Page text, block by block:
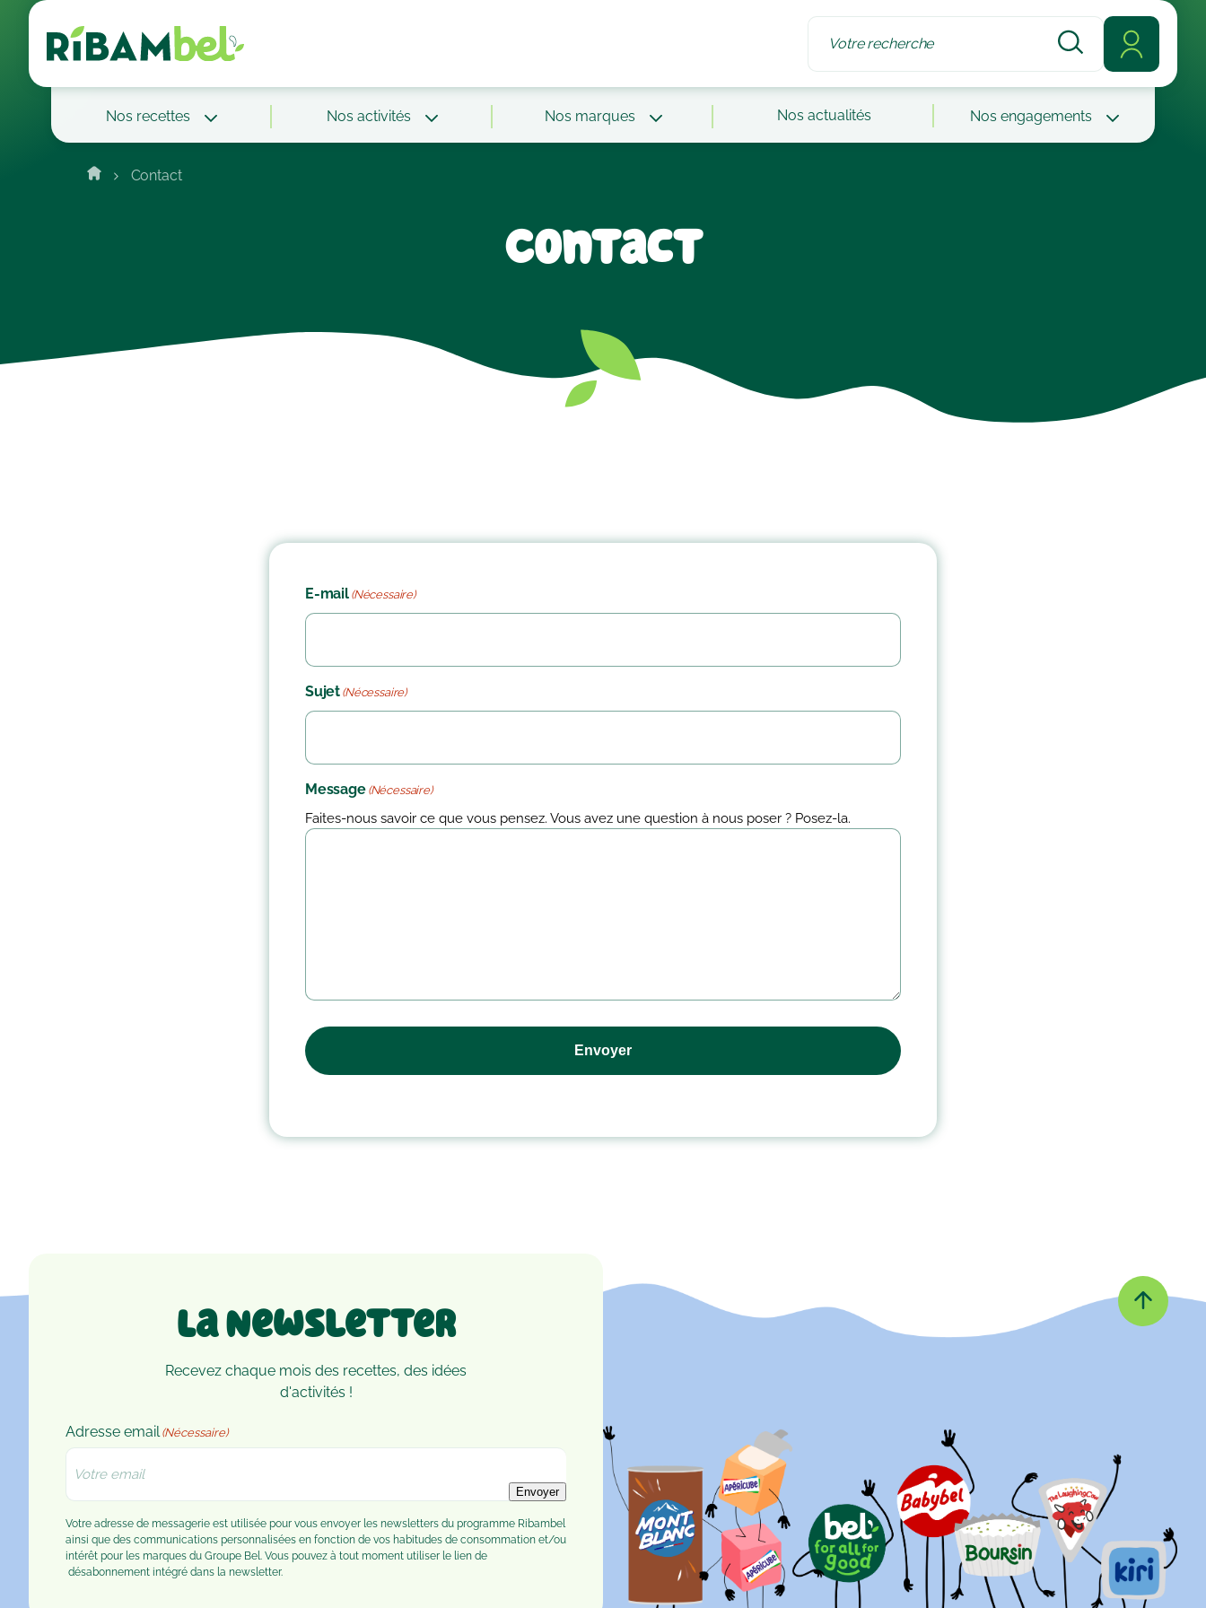
Nos recettes Nos activités Nos marques Nos actualités Nos engagements
Contact
Contact
E-mail (Nécessaire)
Sujet (Nécessaire)
Message (Nécessaire)
Faites-nous savoir ce que vous pensez. Vous avez une question à nous poser ? Posez-la.
Envoyer
La Newsletter
Recevez chaque mois des recettes, des idées
d'activités !
Adresse email (Nécessaire)
Envoyer
Votre adresse de messagerie est utilisée pour vous envoyer les newsletters du programme Ribambel
ainsi que des communications personnalisées en fonction de vos habitudes de consommation et/ou
intérêt pour les marques du Groupe Bel. Vous pouvez à tout moment utiliser le lien de
désabonnement intégré dans la newsletter.
Cookies management panel